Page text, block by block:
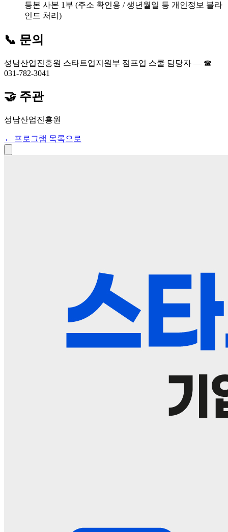
등본 사본 1부 (주소 확인용 / 생년월일 등 개인정보 블라
인드 처리)
📞 문의
성남산업진흥원 스타트업지원부 점프업 스쿨 담당자 — ☎
031-782-3041
🤝 주관
성남산업진흥원
← 프로그램 목록으로